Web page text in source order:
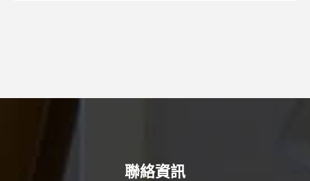
聯絡資訊